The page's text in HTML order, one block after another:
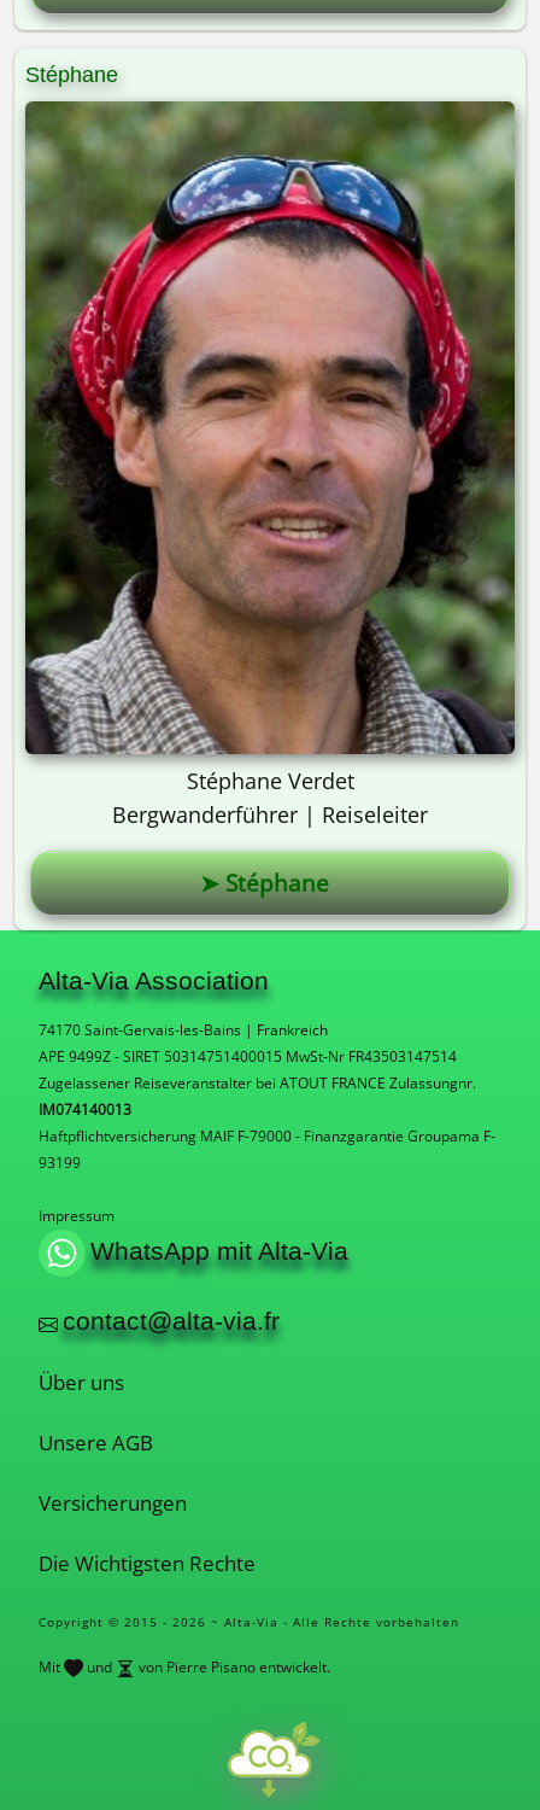
Stéphane
Stéphane Verdet
Bergwanderführer | Reiseleiter
➤ Stéphane
Alta-Via Association
74170 Saint-Gervais-les-Bains | Frankreich
APE 9499Z - SIRET 50314751400015 MwSt-Nr FR43503147514
Zugelassener Reiseveranstalter bei ATOUT FRANCE Zulassungnr.
IM074140013
Haftpflichtversicherung MAIF F-79000 - Finanzgarantie Groupama F-
93199
Impressum
WhatsApp mit Alta-Via
contact@alta-via.fr
Über uns
Unsere AGB
Versicherungen
Die Wichtigsten Rechte
Copyright © 2015 - 2026 ~ Alta-Via - Alle Rechte vorbehalten
Mit und von Pierre Pisano entwickelt.